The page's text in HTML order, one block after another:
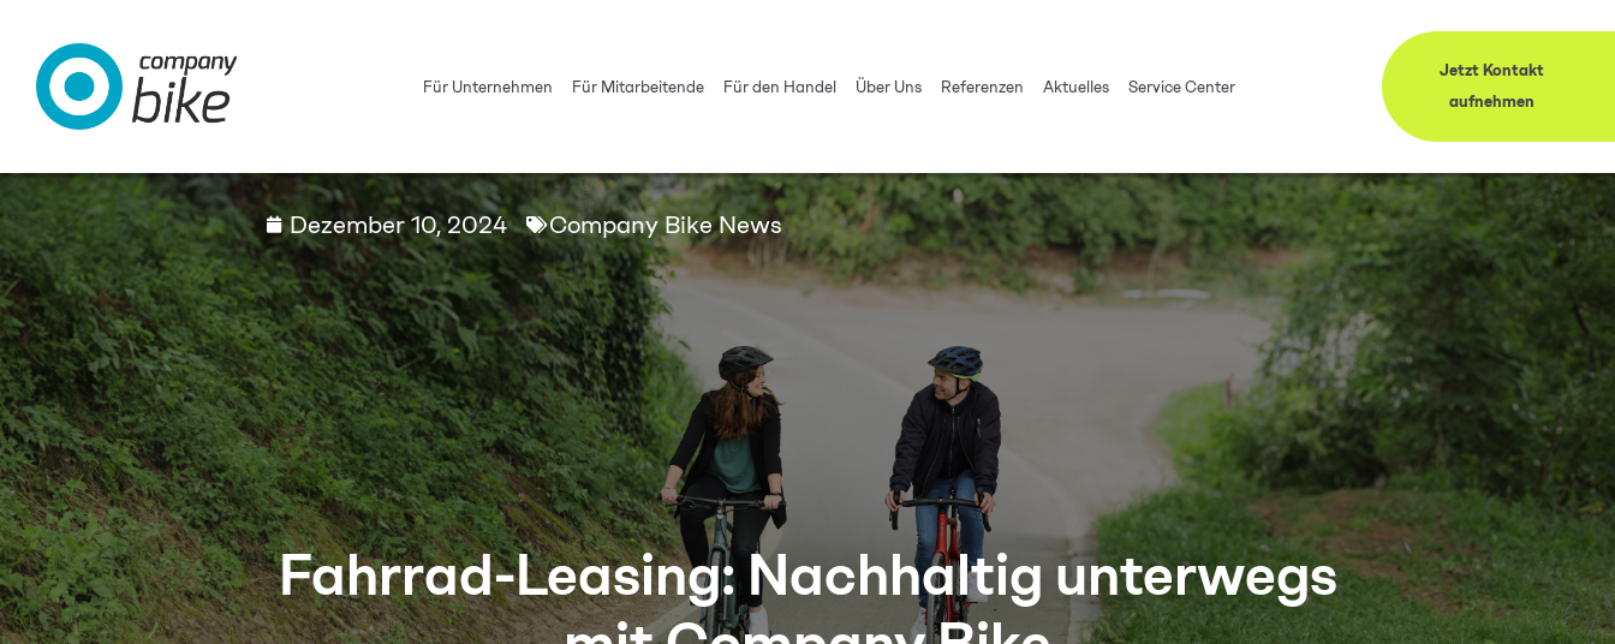
Für Unternehmen Für Mitarbeitende Für den Handel Über Uns Referenzen Aktuelles Service Center
Jetzt Kontakt
aufnehmen
Dezember 10, 2024 Company Bike News
Fahrrad-Leasing: Nachhaltig unterwegs